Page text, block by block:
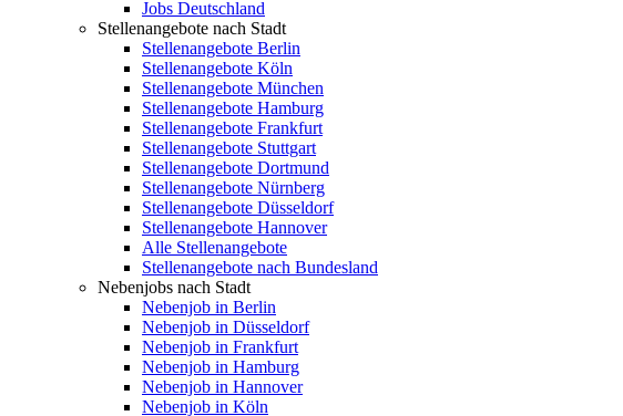
Jobs Deutschland
Stellenangebote nach Stadt
Stellenangebote Berlin
Stellenangebote Köln
Stellenangebote München
Stellenangebote Hamburg
Stellenangebote Frankfurt
Stellenangebote Stuttgart
Stellenangebote Dortmund
Stellenangebote Nürnberg
Stellenangebote Düsseldorf
Stellenangebote Hannover
Alle Stellenangebote
Stellenangebote nach Bundesland
Nebenjobs nach Stadt
Nebenjob in Berlin
Nebenjob in Düsseldorf
Nebenjob in Frankfurt
Nebenjob in Hamburg
Nebenjob in Hannover
Nebenjob in Köln